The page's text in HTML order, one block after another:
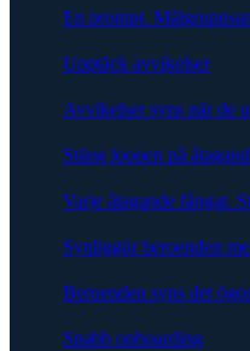
En prompt.
Upptäck avvikelser
Avvikelser syns när de
Stäng loopen på
Varje åtagande fångat.
Synliggör beroenden
Beroenden syns det
Snabb onboarding